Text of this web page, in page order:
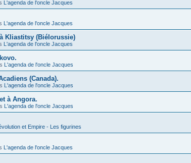
L'agenda de l'oncle Jacques
L'agenda de l'oncle Jacques
à Kliastitsy (Biélorussie)
L'agenda de l'oncle Jacques
L'agenda de l'oncle Jacques
(Canada).
L'agenda de l'oncle Jacques
à Angora.
L'agenda de l'oncle Jacques
et Empire - Les figurines
L'agenda de l'oncle Jacques